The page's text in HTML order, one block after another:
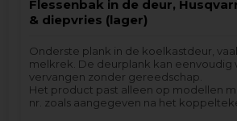
Flessenbak in de deur,
& diepvries (lager)
Onderste plank in de koelkastdeur,
melkrek. De deurplank kan eenvoudig
vervangen zonder gereedschap.
Het product past alleen op modellen
nr. zoals aangegeven na het